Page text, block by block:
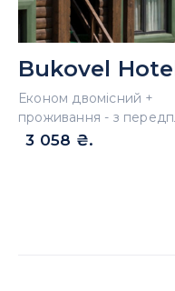
Bukovel
Економ двомісний +
проживання - з
3 058 ₴.